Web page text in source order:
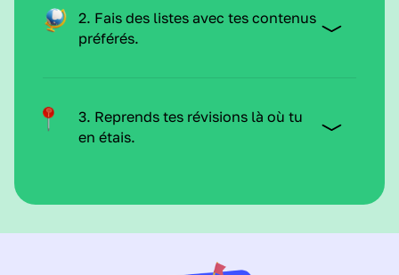
2. Fais des listes avec tes contenus
préférés.
3. Reprends tes révisions là où tu
en étais.